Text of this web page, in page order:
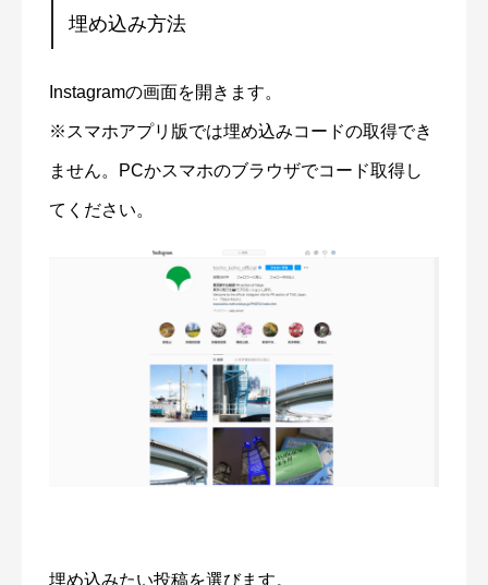
埋め込み方法
Instagramの画面を開きます。
※スマホアプリ版では埋め込みコードの取得でき
ません。PCかスマホのブラウザでコード取得し
てください。
埋め込みたい投稿を選びます。